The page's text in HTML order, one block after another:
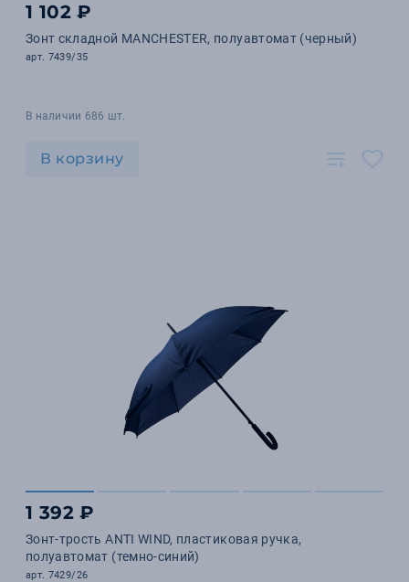
1 102 ₽
Зонт складной MANCHESTER, полуавтомат (черный)
арт. 7439/35
В наличии 686 шт.
В корзину
1 392 ₽
Зонт-трость ANTI WIND, пластиковая ручка,
полуавтомат (темно-синий)
арт. 7429/26